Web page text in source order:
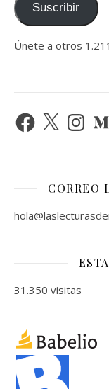
Suscribir
Únete a otros
Facebook
X Instagram
CORREO
31.350 visitas